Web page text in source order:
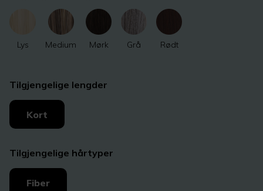
Lys Medium Mørk Grå Rødt
Tilgjengelige lengder
Kort
Tilgjengelige hårtyper
Fiber